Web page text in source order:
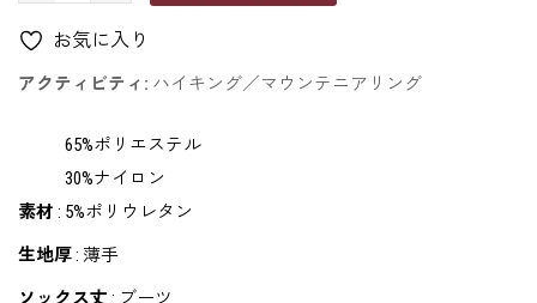
お気に入り
アクティビティ: ハイキング／マウンテニアリング
素材 :
65%ポリエステル
30%ナイロン
5%ポリウレタン
生地厚: 薄手
ソックス丈 : ブーツ